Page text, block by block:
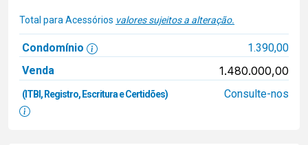
Total para Acessórios valores sujeitos a alteração.
Condomínio
1.390,00
Venda
1.480.000,00
(ITBI, Registro, Escritura e Certidões) Consulte-nos